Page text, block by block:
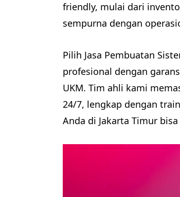
friendly, mulai dari
sempurna dengan
Pilih Jasa Pembuatan
profesional dengan
UKM. Tim ahli kami
24/7, lengkap dengan
Anda di Jakarta Timur